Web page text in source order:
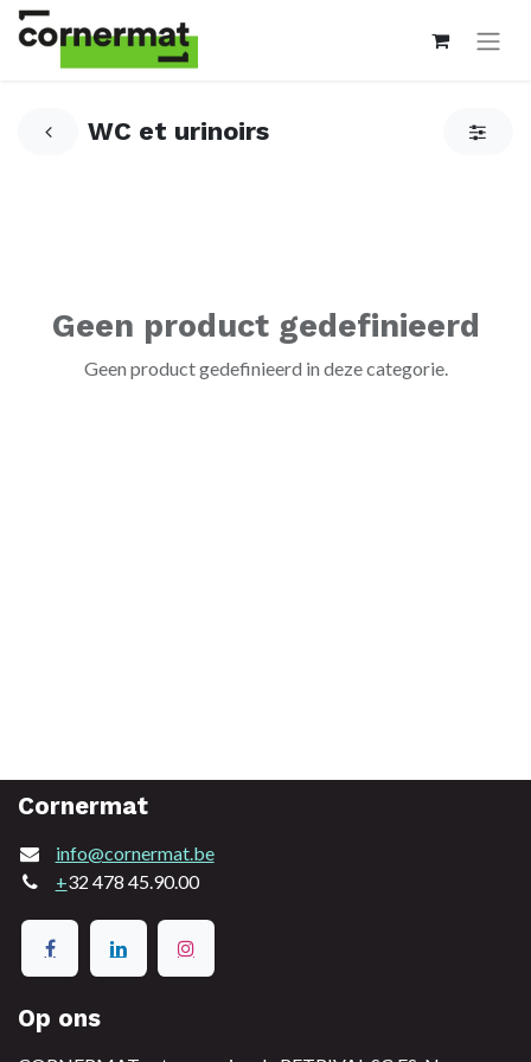
WC et urinoirs
Geen product gedefinieerd
Geen product gedefinieerd in deze categorie.
Cornermat
info@cornermat.be
+32 478 45.90.00
Op ons